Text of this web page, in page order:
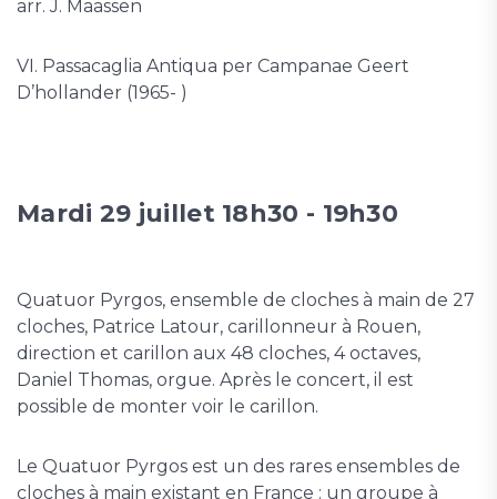
arr. J. Maassen
VI. Passacaglia Antiqua per Campanae Geert
D’hollander (1965- )
Mardi 29 juillet 18h30 - 19h30
Quatuor Pyrgos, ensemble de cloches à main de 27
cloches, Patrice Latour, carillonneur à Rouen,
direction et carillon aux 48 cloches, 4 octaves,
Daniel Thomas, orgue. Après le concert, il est
possible de monter voir le carillon.
Le Quatuor Pyrgos est un des rares ensembles de
cloches à main existant en France : un groupe à